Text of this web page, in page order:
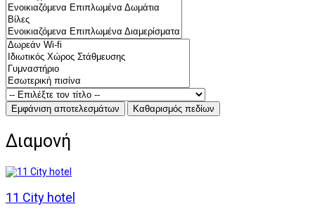
Διαμονή
11 City hotel